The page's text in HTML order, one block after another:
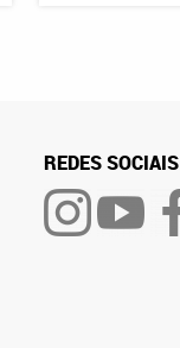
REDES SOCIAIS